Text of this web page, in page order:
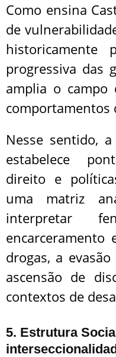
Como ensina
de
progressiva das
amplia o campo
comportamentos
Nesse sentido,
estabelece
direito e
uma matriz
interpretar
encarceramento
drogas, a
ascensão de
contextos de
5. Estrutura